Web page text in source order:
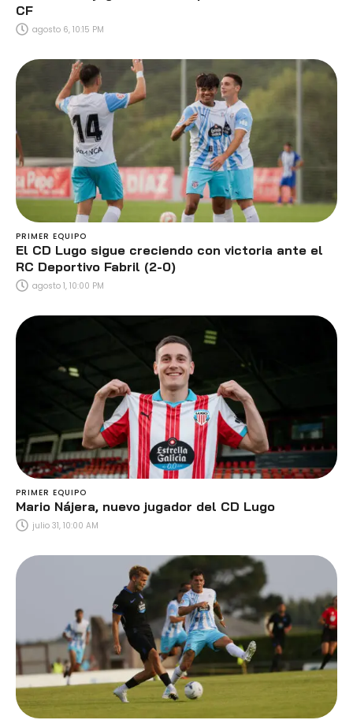
CF
agosto 6, 10:15 PM
PRIMER EQUIPO
El CD Lugo sigue creciendo con victoria ante el
RC Deportivo Fabril (2-0)
agosto 1, 10:00 PM
PRIMER EQUIPO
Mario Nájera, nuevo jugador del CD Lugo
julio 31, 10:00 AM